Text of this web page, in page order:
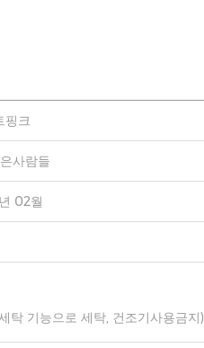
핑크
사람들
02월
탁 기능으로 세탁, 건조기사용금지)